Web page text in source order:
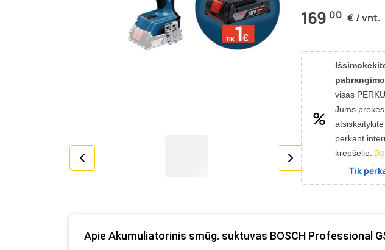
169 00 € / vnt.
visas
Jums
perkant
krepšelio.
Tik
Apie Akumuliatorinis smūg. suktuvas BOSCH Professional